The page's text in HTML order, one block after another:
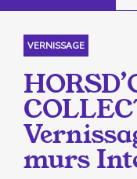
VERNISSAGE
murs